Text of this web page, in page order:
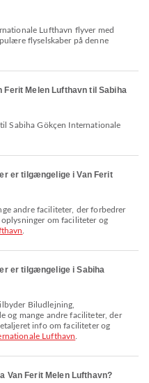
Lufthavn flyver med
flyselskaber på denne
Melen Lufthavn til Sabiha
er tilgængelige i Van Ferit
om faciliteter og
er tilgængelige i Sabiha
og mange andre faciliteter, der
info om faciliteter og
Lufthavn
Van Ferit Melen Lufthavn?